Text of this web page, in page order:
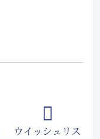
ウイッシュリス